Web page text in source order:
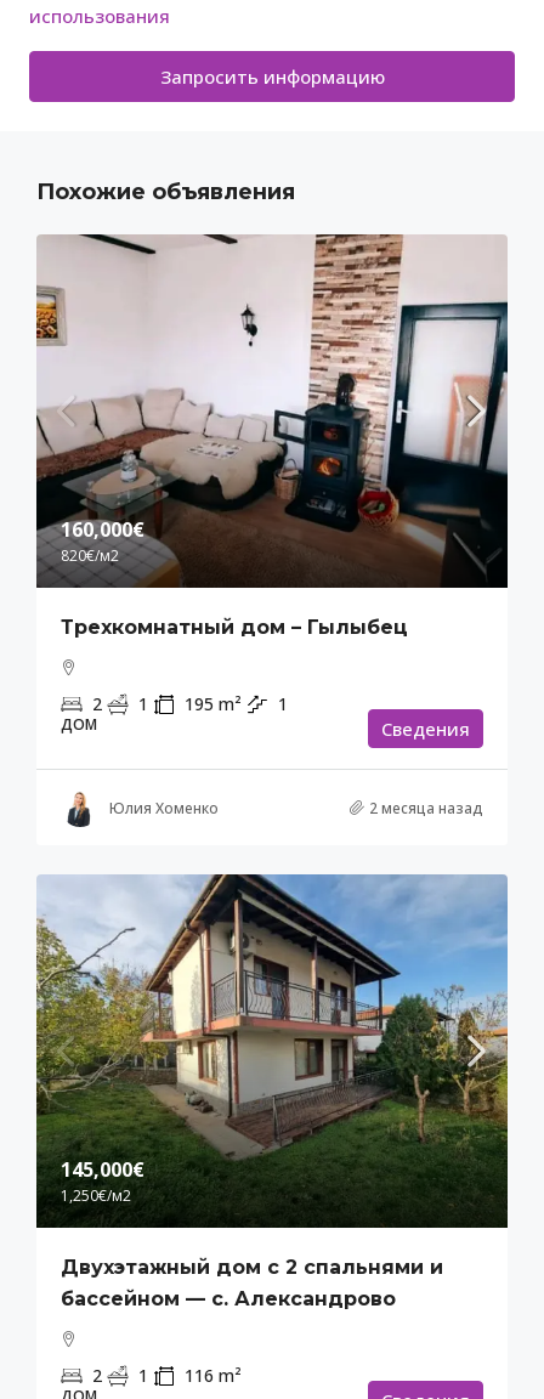
использования
Запросить информацию
Похожие объявления
160,000€
820€/м2
Трехкомнатный дом – Гылыбец
2 1 195 m² 1
ДОМ Cведения
Юлия Хоменко 2 месяца назад
145,000€
1,250€/м2
Двухэтажный дом с 2 спальнями и
бассейном — с. Александрово
2 1 116 m²